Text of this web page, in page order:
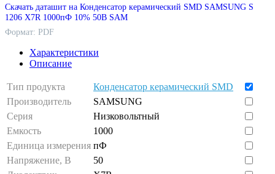
Скачать даташит на Конденсатор керамический SMD SAMSUNG S
1206 X7R 1000пФ 10% 50В SAM
Формат: PDF
Характеристики
Описание
Тип продукта
Конденсатор керамический SMD
Производитель
SAMSUNG
Серия
Низковольтный
Емкость
1000
Единица измерения пФ
Напряжение, В
50